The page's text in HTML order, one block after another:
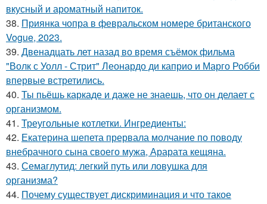
вкусный и ароматный напиток.
38. Приянка чопра в февральском номере британского
Vogue, 2023.
39. Двенадцать лет назад во время съёмок фильма
"Волк с Уолл - Стрит" Леонардо ди каприо и Марго Робби
впервые встретились.
40. Ты пьёшь каркаде и даже не знаешь, что он делает с
организмом.
41. Треугольные котлетки. Ингредиенты:
42. Екатерина шепета прервала молчание по поводу
внебрачного сына своего мужа, Арарата кещяна.
43. Семаглутид: легкий путь или ловушка для
организма?
44. Почему существует дискриминация и что такое